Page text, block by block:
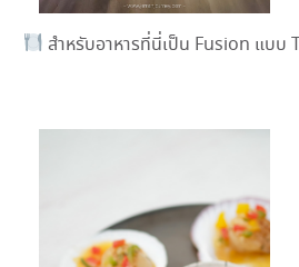
สำหรับอาหารที่นี่เป็น Fusion แบบ